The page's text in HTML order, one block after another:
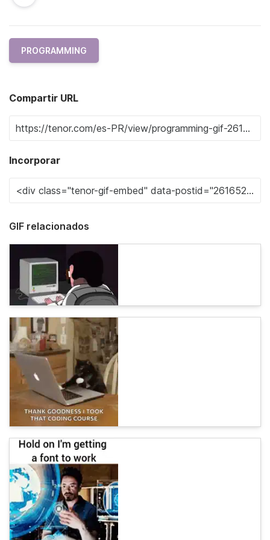
PROGRAMMING
Compartir URL
Incorporar
GIF relacionados